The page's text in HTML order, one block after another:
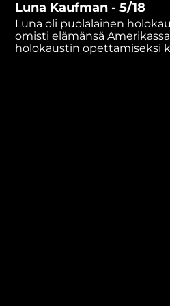
minutes,
23
seconds
Luna Kaufman - 5/18
Luna oli puolalainen
omisti elämänsä
holokaustin opettamiseksi